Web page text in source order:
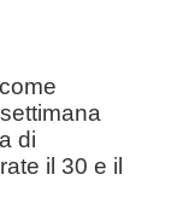
settimana
di
il 30 e il